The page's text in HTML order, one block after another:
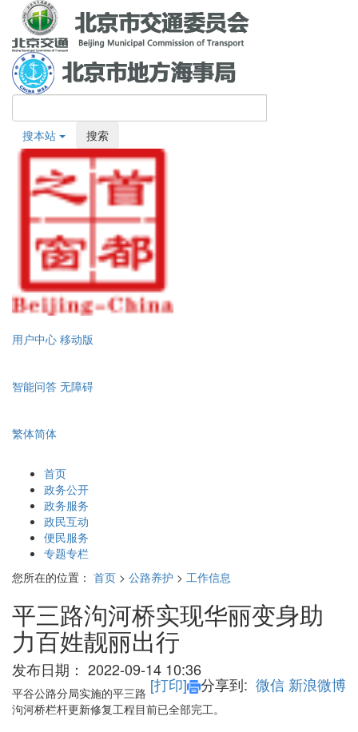
搜本站 搜索
用户中心 移动版
智能问答 无障碍
繁体简体
首页
政务公开
政务服务
政民互动
便民服务
专题专栏
您所在的位置： 首页 > 公路养护 > 工作信息
平三路泃河桥实现华丽变身助
力百姓靓丽出行
发布日期： 2022-09-14 10:36
[打印] 分享到: 微信 新浪微博
平谷公路分局实施的平三路
泃河桥栏杆更新修复工程目前已全部完工。